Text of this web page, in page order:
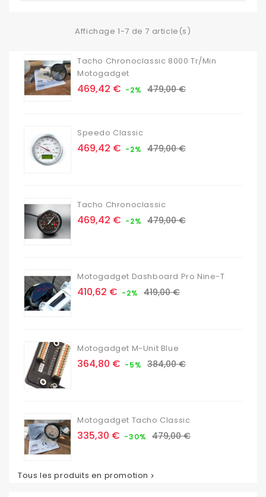
Affichage 1-7 de 7 article(s)
Tacho Chronoclassic 8000 Tr/min
Motogadget
Prix
469,42 € -2% Prix
479,00 €
Speedo Classic
Prix
469,42 € -2% Prix
479,00 €
Tacho Chronoclassic
Prix
469,42 € -2% Prix
479,00 €
Motogadget Dashboard Pro Nine-T
Prix
410,62 € -2% Prix
419,00 €
Motogadget M-Unit Blue
Prix
364,80 € -5% Prix
384,00 €
Motogadget Tacho Classic
Prix
335,30 € -30% Prix
479,00 €
Tous les produits en promotion 